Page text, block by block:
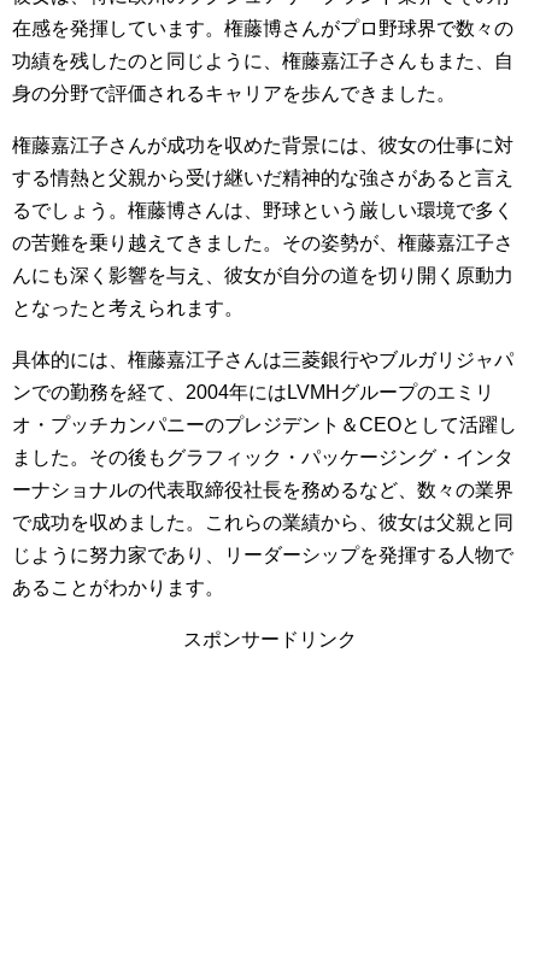
在感を発揮しています。権藤博さんがプロ野球界で数々の
功績を残したのと同じように、権藤嘉江子さんもまた、自
身の分野で評価されるキャリアを歩んできました。
権藤嘉江子さんが成功を収めた背景には、彼女の仕事に対
する情熱と父親から受け継いだ精神的な強さがあると言え
るでしょう。権藤博さんは、野球という厳しい環境で多く
の苦難を乗り越えてきました。その姿勢が、権藤嘉江子さ
んにも深く影響を与え、彼女が自分の道を切り開く原動力
となったと考えられます。
具体的には、権藤嘉江子さんは三菱銀行やブルガリジャパ
ンでの勤務を経て、2004年にはLVMHグループのエミリ
オ・プッチカンパニーのプレジデント＆CEOとして活躍し
ました。その後もグラフィック・パッケージング・インタ
ーナショナルの代表取締役社長を務めるなど、数々の業界
で成功を収めました。これらの業績から、彼女は父親と同
じように努力家であり、リーダーシップを発揮する人物で
あることがわかります。
スポンサードリンク